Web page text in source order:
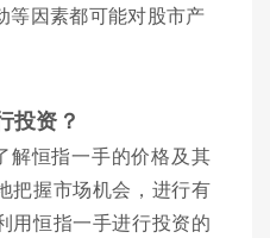
等因素都可能对股市产
投资？
解恒指一手的价格及其
把握市场机会，进行有
用恒指一手进行投资的